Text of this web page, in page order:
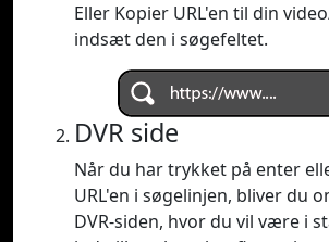
Eller Kopier URL'en til din
indsæt den i søgefeltet.
DVR side
Når du har trykket på enter
URL'en i søgelinjen, bliver du
DVR-siden, hvor du vil være i